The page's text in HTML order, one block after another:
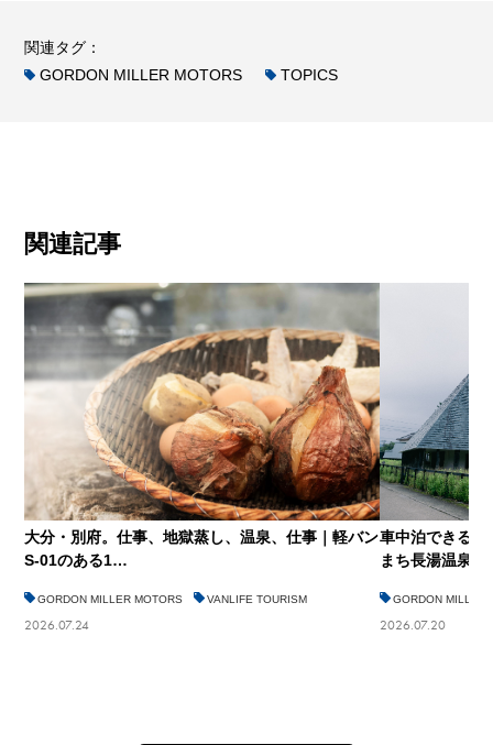
関連タグ：
GORDON MILLER MOTORS
TOPICS
関連記事
大分・別府。仕事、地獄蒸し、温泉、仕事｜軽バン
S-01のある1…
GORDON MILLER MOTORS VANLIFE TOURISM
2026.07.24
車中泊できるレ
まち長湯温泉
GORDON MILLER
2026.07.20